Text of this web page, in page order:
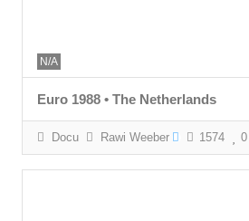
N/A
Euro 1988 • The Netherlands
Docu Rawi Weeber 1574 0